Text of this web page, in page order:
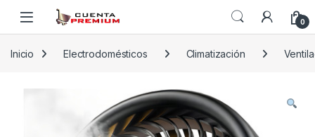
Skip to navigation
Skip to content
0
Inicio Electrodomésticos Climatización